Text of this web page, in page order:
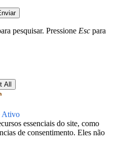
pesquisar. Pressione Esc para
All
Ativo
essenciais do site, como
de consentimento. Eles não